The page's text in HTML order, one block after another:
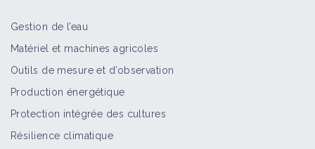
Gestion de l’eau
Matériel et machines agricoles
Outils de mesure et d’observation
Production énergétique
Protection intégrée des cultures
Résilience climatique